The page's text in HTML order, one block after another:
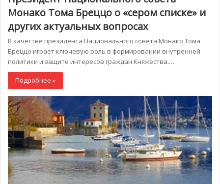
Монако Тома Бреццо о «сером списке» и
других актуальных вопросах
В качестве президента Национального совета Монако Тома
Бреццо играет ключевую роль в формировании внутренней
политики и защите интересов граждан Княжества.…
Подробнее »